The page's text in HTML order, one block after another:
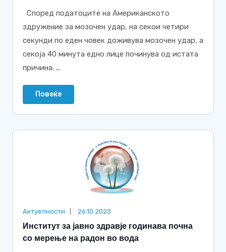
Според податоците на Американското
здружение за мозочен удар, на секои четири
секунди по еден човек доживува мозочен удар, а
секоја 40 минута едно лице починува од истата
причина. ...
Повеќе
Актуелности 26.10.2023
Институт за јавно здравје годинава почна
со мерење на радон во вода